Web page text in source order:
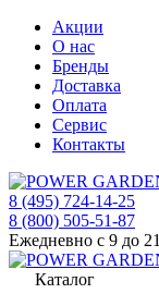
Акции
О нас
Бренды
Доставка
Оплата
Сервис
Контакты
8 (495) 724-14-25
8 (800) 505-51-87
Ежедневно с 9 до 21
Каталог